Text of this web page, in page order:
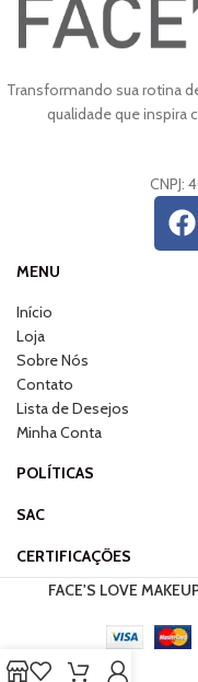
Transformando sua rotina
qualidade que inspira
MENU
Início
Loja
Sobre Nós
Contato
Lista de Desejos
Minha Conta
POLÍTICAS
SAC
CERTIFICAÇÕES
FACE'S LOVE